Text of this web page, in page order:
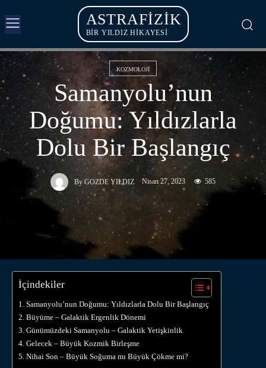
ASTRAFIZIK
BİR YILDIZ HİKAYESİ
KOZMOLOJI
Samanyolu’nun
Doğumu: Yıldızlarla
Dolu Bir Başlangıç
By GOZDE YILDIZ Nisan 27, 2023 585
İçindekiler
Samanyolu’nun Doğumu: Yıldızlarla Dolu Bir Başlangıç
Büyüme – Galaktik Ergenlik Dönemi
Günümüzdeki Samanyolu – Galaktik Yetişkinlik
Gelecek – Büyük Kozmik Birleşme
Nihai Son – Büyük Soğuma mı Büyük Çökme mi?